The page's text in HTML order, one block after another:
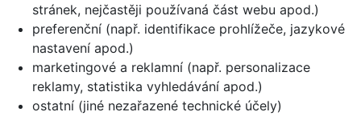
stránek, nejčastěji používaná část webu apod.)
preferenční (např. identifikace prohlížeče, jazykové
nastavení apod.)
marketingové a reklamní (např. personalizace
reklamy, statistika vyhledávání apod.)
ostatní (jiné nezařazené technické účely)